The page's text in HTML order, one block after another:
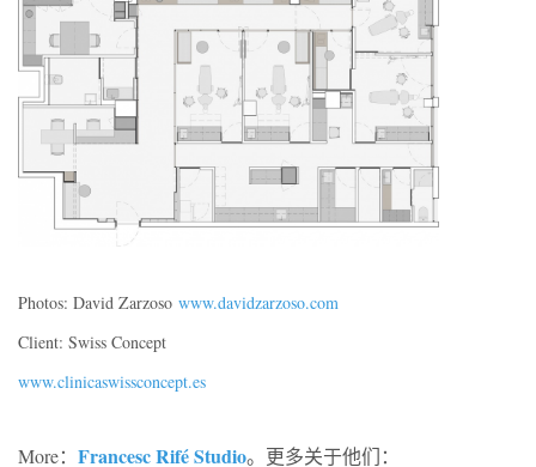
Photos: David Zarzoso www.davidzarzoso.com
Client: Swiss Concept
www.clinicaswissconcept.es
More： Francesc Rifé Studio。更多关于他们：